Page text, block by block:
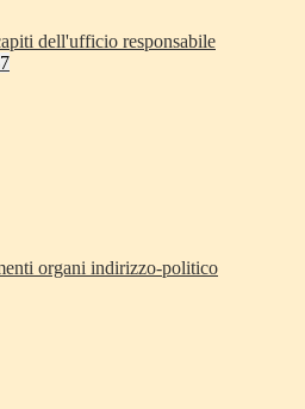
dell'ufficio responsabile
organi indirizzo-politico